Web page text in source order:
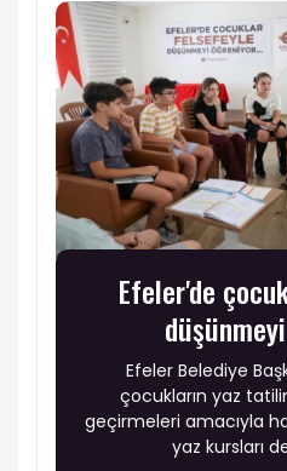
Efeler'de
Efeler Belediye
çocukların yaz
geçirmeleri amacıyla
yaz kursları